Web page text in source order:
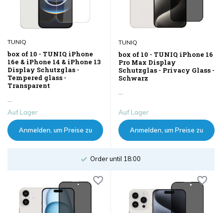
TUNIQ
box of 10 - TUNIQ iPhone
16e & iPhone 14 & iPhone 13
Display Schutzglas -
Tempered glass -
Transparent
Auf Lager
Anmelden, um Preise zu
TUNIQ
box of 10 - TUNIQ iPhone 16
Pro Max Display
Schutzglas - Privacy Glass -
Schwarz
Auf Lager
Anmelden, um Preise zu
Order until 18:00